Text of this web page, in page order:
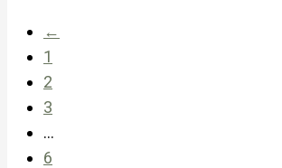
←
1
2
3
…
6